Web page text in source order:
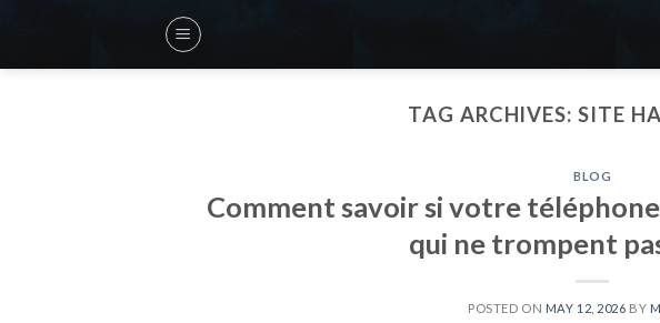
content
TAG ARCHIVES: SITE
BLOG
Comment savoir si votre téléphone
qui ne trompent
POSTED ON MAY 12, 2026 BY